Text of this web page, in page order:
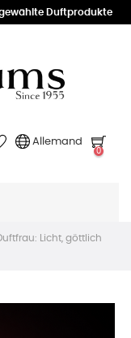
Duftprodukte
Allemand
0
Licht, göttlich